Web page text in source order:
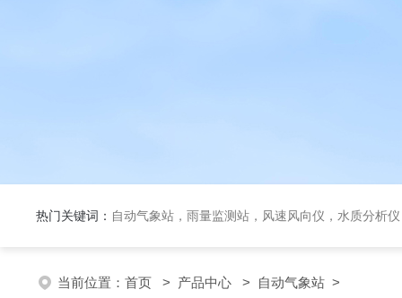
热门关键词： 自动气象站，雨量监测站，风速风向仪，水质分析
当前位置： 首页 > 产品中心 > 自动气象站 >